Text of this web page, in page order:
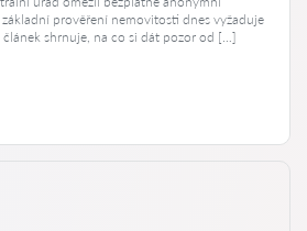
prověření nemovitosti dnes vyžaduje
shrnuje, na co si dát pozor od […]